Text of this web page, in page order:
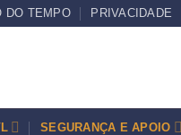
DO TEMPO PRIVACIDADE
SEGURANÇA E APOIO